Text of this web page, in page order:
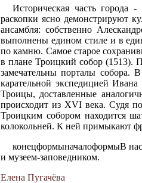
Историческая часть города
раскопки ясно демонстрируют
ансамбля: собственно
выполнены едином стиле и в
по камню. Самое старое
в плане Троицкий собор (1513).
замечательны порталы собора.
карательной экспедицией
Троицы, доставленные
происходит из XVI века. Судя
Троицким собором находится
колокольней. К ней примыкают
конецформыначалоформыВ
и музеем-заповедником.
Елена Пугачёва